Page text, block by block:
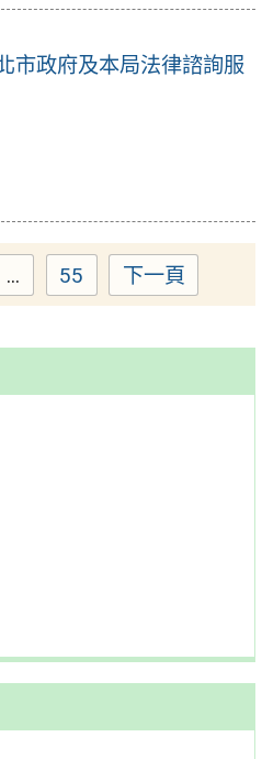
市政府及本局法律諮詢服
... Page
55 下一頁